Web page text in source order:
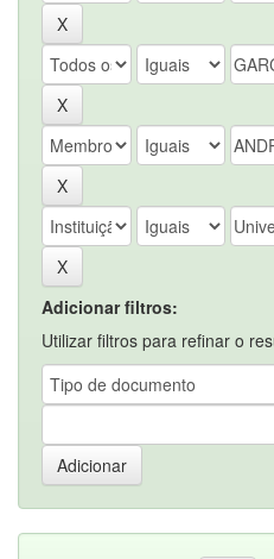
Adicionar filtros:
Utilizar filtros para refinar o